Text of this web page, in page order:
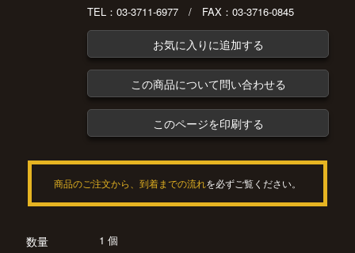
TEL：03-3711-6977 / FAX：03-3716-0845
お気に入りに追加する
この商品について問い合わせる
このページを印刷する
商品のご注文から、到着までの流れを必ずご覧ください。
数量 1 個